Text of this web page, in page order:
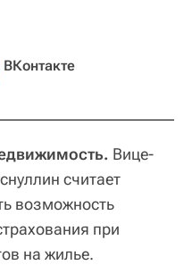
ВКонтакте
Вице-
считает
возможность
при
на жилье.